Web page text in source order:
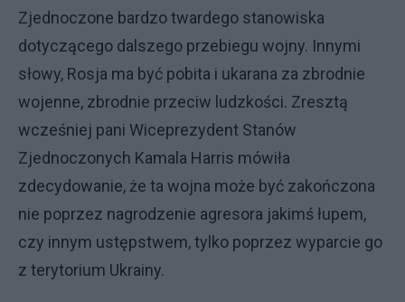
Zjednoczone bardzo twardego stanowiska
dotyczącego dalszego przebiegu wojny. Innymi
słowy, Rosja ma być pobita i ukarana za zbrodnie
wojenne, zbrodnie przeciw ludzkości. Zresztą
wcześniej pani Wiceprezydent Stanów
Zjednoczonych Kamala Harris mówiła
zdecydowanie, że ta wojna może być zakończona
nie poprzez nagrodzenie agresora jakimś łupem,
czy innym ustępstwem, tylko poprzez wyparcie go
z terytorium Ukrainy.